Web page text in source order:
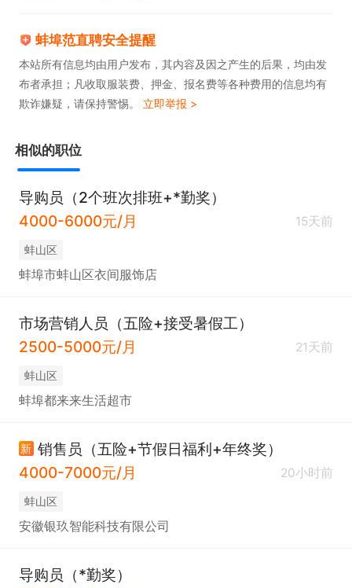
蚌埠范直聘安全提醒
本站所有信息均由用户发布，其内容及因之产生的后果，均由发
布者承担；凡收取服装费、押金、报名费等各种费用的信息均有
欺诈嫌疑，请保持警惕。 立即举报 >
相似的职位
导购员（2个班次排班+*勤奖）
4000-6000元/月
15天前
蚌山区
蚌埠市蚌山区衣间服饰店
市场营销人员（五险+接受暑假工）
2500-5000元/月
21天前
蚌山区
蚌埠都来来生活超市
新 销售员（五险+节假日福利+年终奖）
4000-7000元/月
20小时前
蚌山区
安徽银玖智能科技有限公司
导购员（*勤奖）